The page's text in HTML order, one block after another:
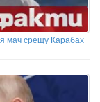
мач срещу Карабах